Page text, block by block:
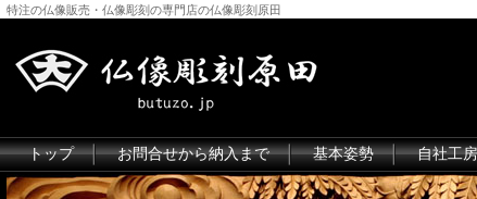
特注の仏像販売・仏像彫刻の専門店の仏像彫刻原田
トップ お問合せから納入まで 基本姿勢 自社工